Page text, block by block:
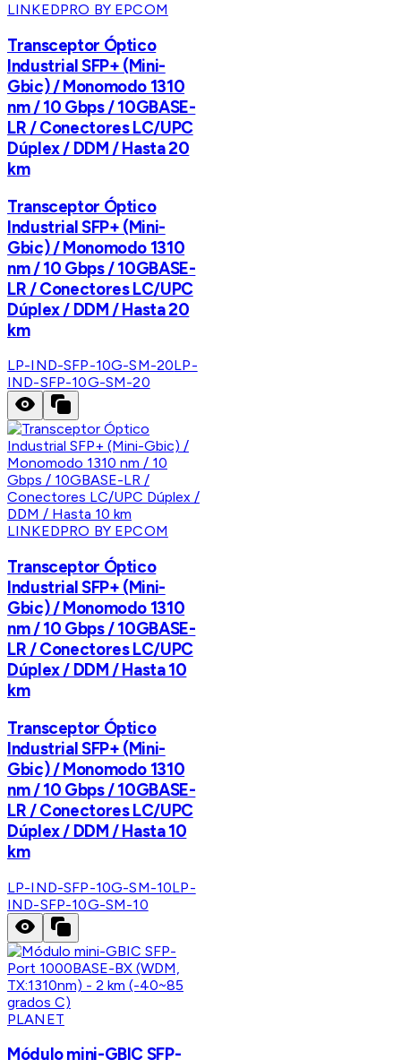
LINKEDPRO BY EPCOM
Transceptor Óptico
Industrial SFP+ (Mini-
Gbic) / Monomodo 1310
nm / 10 Gbps / 10GBASE-
LR / Conectores LC/UPC
Dúplex / DDM / Hasta 20
km
Transceptor Óptico
Industrial SFP+ (Mini-
Gbic) / Monomodo 1310
nm / 10 Gbps / 10GBASE-
LR / Conectores LC/UPC
Dúplex / DDM / Hasta 20
km
LP-IND-SFP-10G-SM-20LP-
IND-SFP-10G-SM-20
LINKEDPRO BY EPCOM
Transceptor Óptico
Industrial SFP+ (Mini-
Gbic) / Monomodo 1310
nm / 10 Gbps / 10GBASE-
LR / Conectores LC/UPC
Dúplex / DDM / Hasta 10
km
Transceptor Óptico
Industrial SFP+ (Mini-
Gbic) / Monomodo 1310
nm / 10 Gbps / 10GBASE-
LR / Conectores LC/UPC
Dúplex / DDM / Hasta 10
km
LP-IND-SFP-10G-SM-10LP-
IND-SFP-10G-SM-10
PLANET
Módulo mini-GBIC SFP-